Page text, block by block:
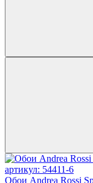
артикул: 54411-6
Обои Andrea Rossi